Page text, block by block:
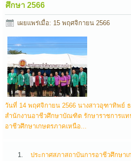
ศึกษา​ 2566
เผยแพร่เมื่อ: 15 พฤศจิกายน 2566
วันที่​ 14 พฤศจิกายน​ 2566​ นางสาวอุฑาทิพย์
สำนักงานอาชีวศึกษาบัณฑิต รักษาราชการแท
อาชีวศึกษาเกษตรภาคเหนือ...
ประกาศสภาสถาบันการอาชีวศึกษ